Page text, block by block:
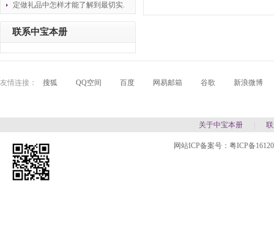
定做礼品中怎样才能了解到最切实.
联系中宝本册
友情连接： 搜狐 QQ空间 百度 网易邮箱 谷歌 新浪微博
关于中宝本册
网站ICP备案号： 粤ICP备